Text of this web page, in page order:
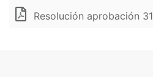
Resolución aprobación 31